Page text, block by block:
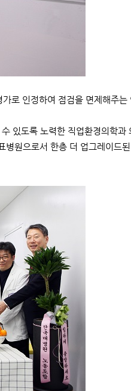
로 인정하여 점검을 면제해주는
있도록 노력한 직업환경의학
원으로서 한층 더 업그레이드